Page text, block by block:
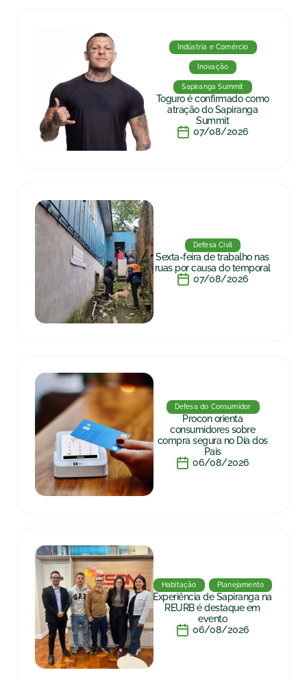
Indústria e Comércio
Inovação
Sapiranga Summit
Toguro é confirmado como
atração do Sapiranga
Summit
07/08/2026
Defesa Civil
Sexta-feira de trabalho nas
ruas por causa do temporal
07/08/2026
Defesa do Consumidor
Procon orienta
consumidores sobre
compra segura no Dia dos
Pais
06/08/2026
Habitação Planejamento
Experiência de Sapiranga na
REURB é destaque em
evento
06/08/2026